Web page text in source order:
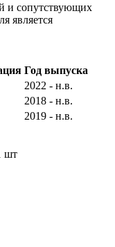
и сопутствующих
является
Год выпуска
2022 - н.в.
2018 - н.в.
2019 - н.в.
шт